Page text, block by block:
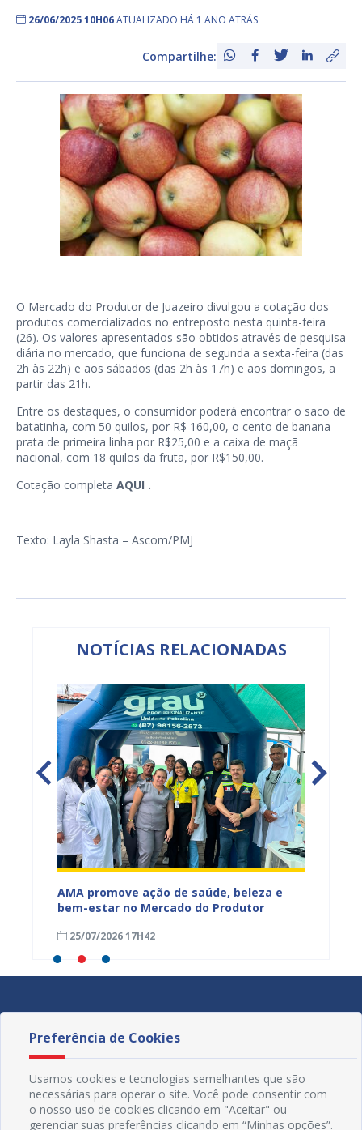
26/06/2025 10H06ATUALIZADO HÁ 1 ANO ATRÁS
Compartilhe:
O Mercado do Produtor de Juazeiro divulgou a cotação dos
produtos comercializados no entreposto nesta quinta-feira
(26). Os valores apresentados são obtidos através de pesquisa
diária no mercado, que funciona de segunda a sexta-feira (das
2h às 22h) e aos sábados (das 2h às 17h) e aos domingos, a
partir das 21h.
Entre os destaques, o consumidor poderá encontrar o saco de
batatinha, com 50 quilos, por R$ 160,00, o cento de banana
prata de primeira linha por R$25,00 e a caixa de maçã
nacional, com 18 quilos da fruta, por R$150,00.
Cotação completa AQUI .
Texto: Layla Shasta – Ascom/PMJ
NOTÍCIAS RELACIONADAS
AMA promove ação de saúde, beleza e
bem-estar no Mercado do Produtor
25/07/2026 17H42
Preferência de Cookies
Usamos cookies e tecnologias semelhantes que são
necessárias para operar o site. Você pode consentir com
o nosso uso de cookies clicando em "Aceitar" ou
gerenciar suas preferências clicando em “Minhas opções”.